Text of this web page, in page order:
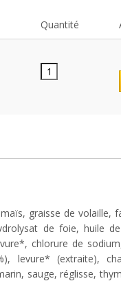
Quantité
graisse de volaille,
de foie, huile
chlorure de
(extraite),
sauge, réglisse,